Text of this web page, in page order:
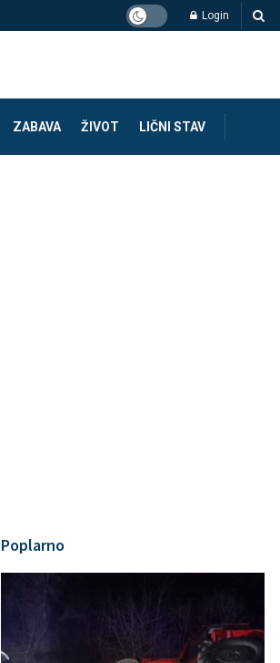
Login
ZABAVA ŽIVOT LIČNI STAV
Poplarno